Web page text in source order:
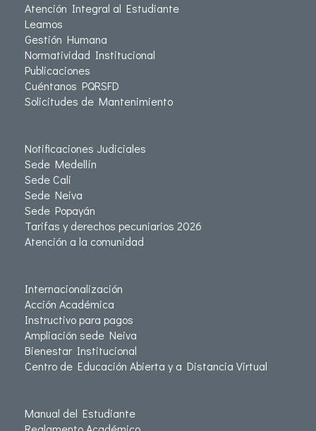
Atención Integral al Estudiante
Leamos
Gestión Humana
Normatividad Institucional
Publicaciones
Cuéntanos PQRSFD
Solicitudes de Mantenimiento
Notificaciones Judiciales
Sede Medellín
Sede Cali
Sede Neiva
Sede Popayán
Tarifas y derechos pecuniarios 2026
Atención a la comunidad
Internacionalización
Acción Académica
Instructivo para pagos
Ampliación sede Neiva
Bienestar Institucional
Centro de Educación Abierta y a Distancia Virtual
Manual del Estudiante